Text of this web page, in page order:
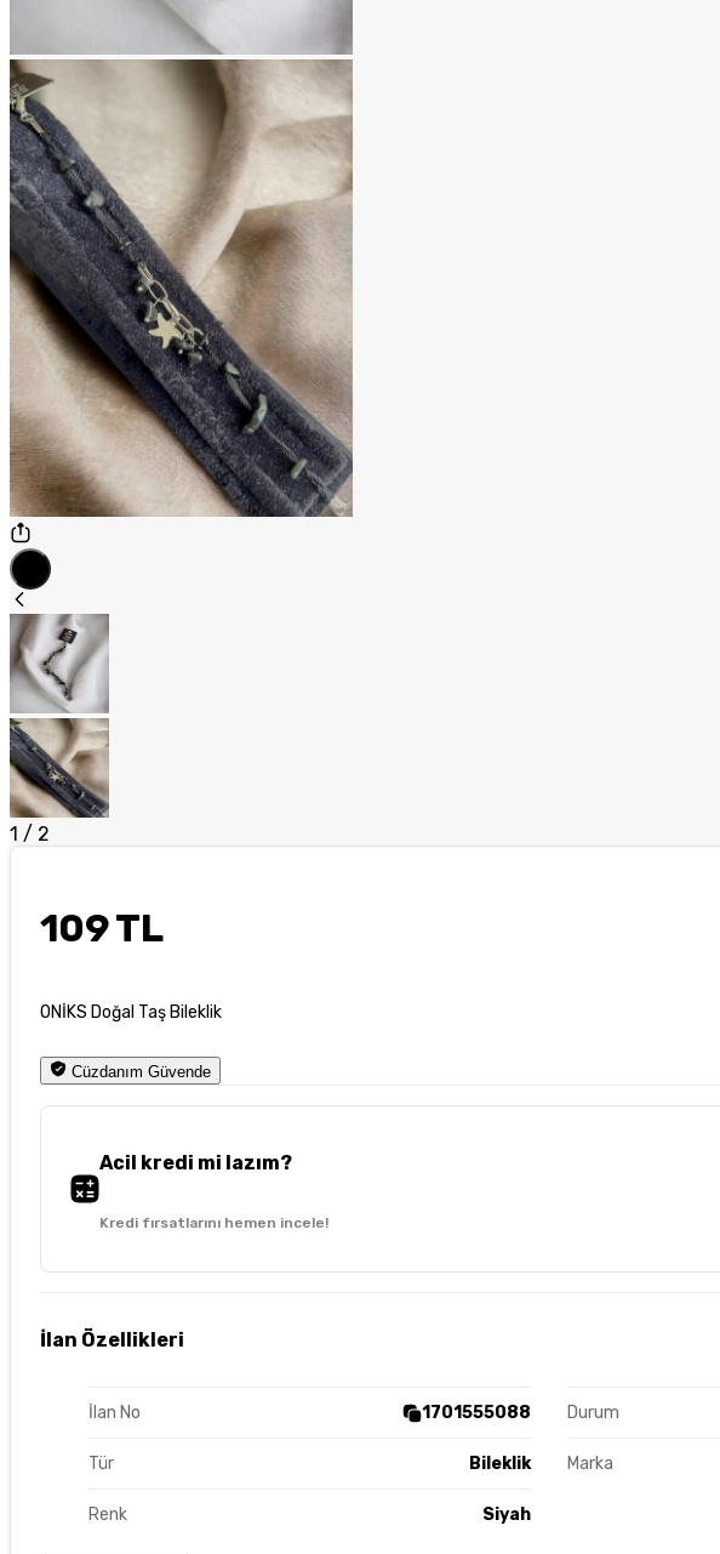
1 / 2
109 TL
ONİKS Doğal Taş Bileklik
Cüzdanım Güvende
Acil kredi mi lazım?
Kredi fırsatlarını hemen incele!
İlan Özellikleri
İlan No 1701555088 Durum
Tür Bileklik Marka
Renk Siyah